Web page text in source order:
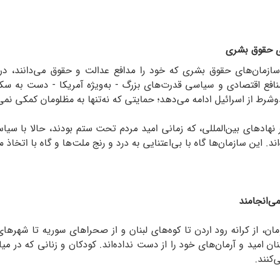
حقوق بشری
حقوق بشری که خود را مدافع عدالت و حقوق می‌دانند،
اقتصادی و سیاسی قدرت‌های بزرگ - به‌ویژه آمریکا - دست به
از اسرائیل ادامه می‌دهد؛ حمایتی که نه‌تنها به مظلومان کمکی
بین‌المللی، که زمانی امید مردم تحت ستم بودند، حالا با
این سازمان‌ها گاه با بی‌اعتنایی به درد و رنج ملت‌ها و گاه با اتخاذ
از کرانه رود اردن تا کوه‌های لبنان و از صحراهای سوریه تا
و آرمان‌های خود را از دست نداده‌اند. کودکان و زنانی که در